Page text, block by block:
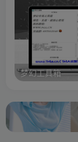
梦幻工具箱